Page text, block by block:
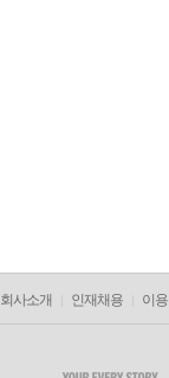
회사소개 인재채용 이